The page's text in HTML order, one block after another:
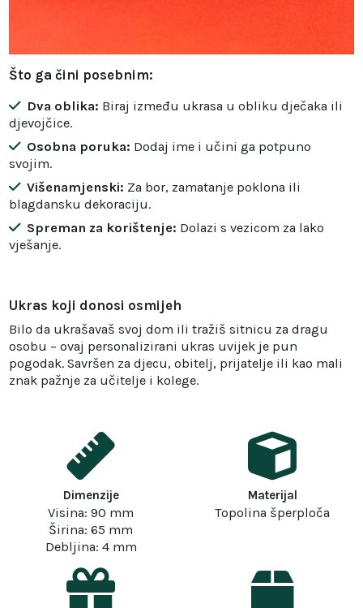
Što ga čini posebnim:
Dva oblika: Biraj između ukrasa u obliku dječaka ili
djevojčice.
Osobna poruka: Dodaj ime i učini ga potpuno
svojim.
Višenamjenski: Za bor, zamatanje poklona ili
blagdansku dekoraciju.
Spreman za korištenje: Dolazi s vezicom za lako
vješanje.
Ukras koji donosi osmijeh
Bilo da ukrašavaš svoj dom ili tražiš sitnicu za dragu
osobu – ovaj personalizirani ukras uvijek je pun
pogodak. Savršen za djecu, obitelj, prijatelje ili kao mali
znak pažnje za učitelje i kolege.
Dimenzije
Visina: 90 mm
Širina: 65 mm
Debljina: 4 mm
Materijal
Topolina šperploča